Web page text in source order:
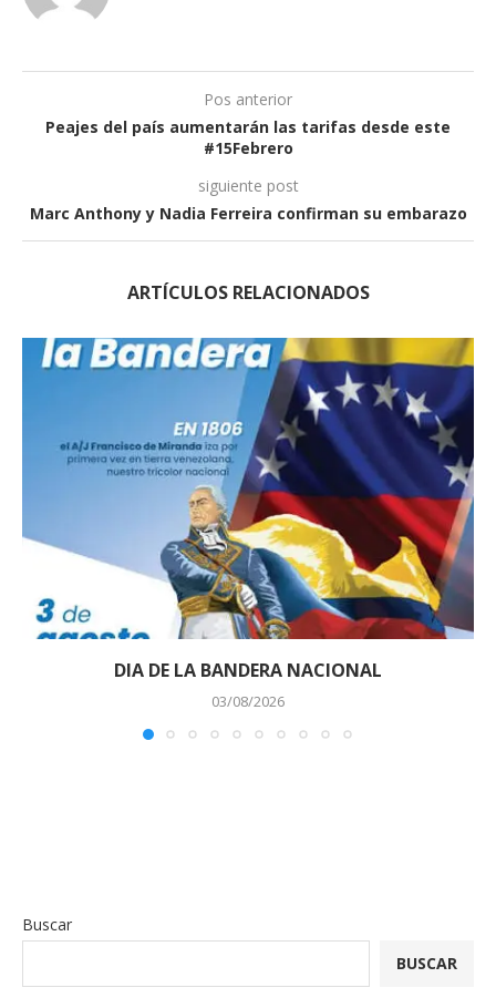
Pos anterior
Peajes del país aumentarán las tarifas desde este
#15Febrero
siguiente post
Marc Anthony y Nadia Ferreira confirman su embarazo
ARTÍCULOS RELACIONADOS
DIA DE LA BANDERA NACIONAL
03/08/2026
Buscar
BUSCAR